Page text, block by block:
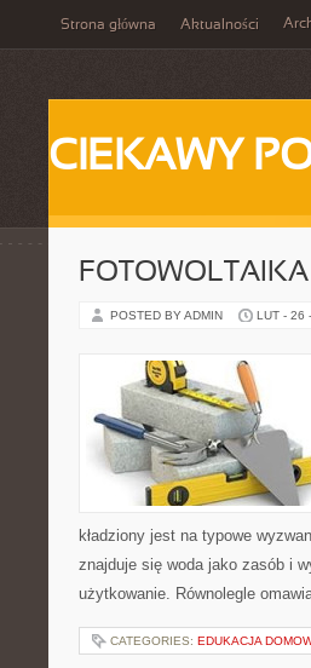
Strona główna Aktualności
CIEKAWY
FOTOWOLTAIKA
POSTED BY ADMIN LUT - 26
kładziony jest na typowe
znajduje się woda jako zasób i
użytkowanie. Równolegle
CATEGORIES: EDUKACJA